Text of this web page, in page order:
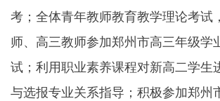
考；全体青年教师教育教学理论考试
师、高三教师参加郑州市高三年级学
试；利用职业素养课程对新高二学生
与选报专业关系指导；积极参加郑州